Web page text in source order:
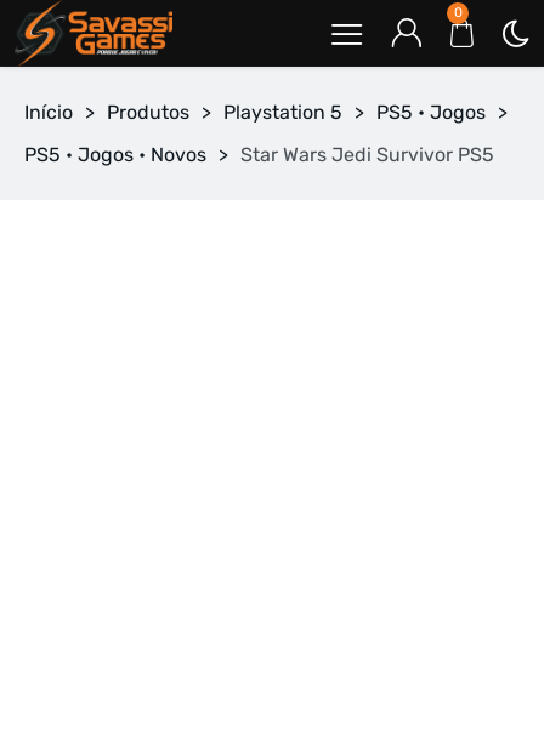
0
Início > Produtos > Playstation 5 > PS5 • Jogos >
PS5 • Jogos • Novos > Star Wars Jedi Survivor PS5